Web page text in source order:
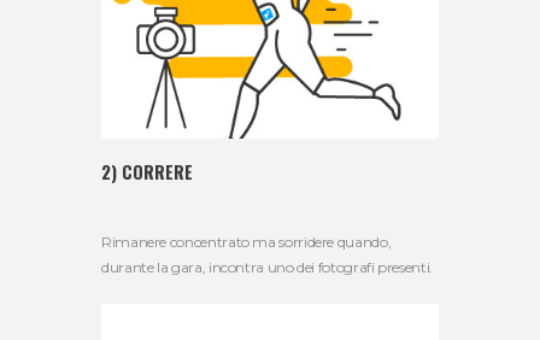
2) CORRERE
Rimanere concentrato ma sorridere quando,
durante la gara, incontra uno dei fotografi presenti.